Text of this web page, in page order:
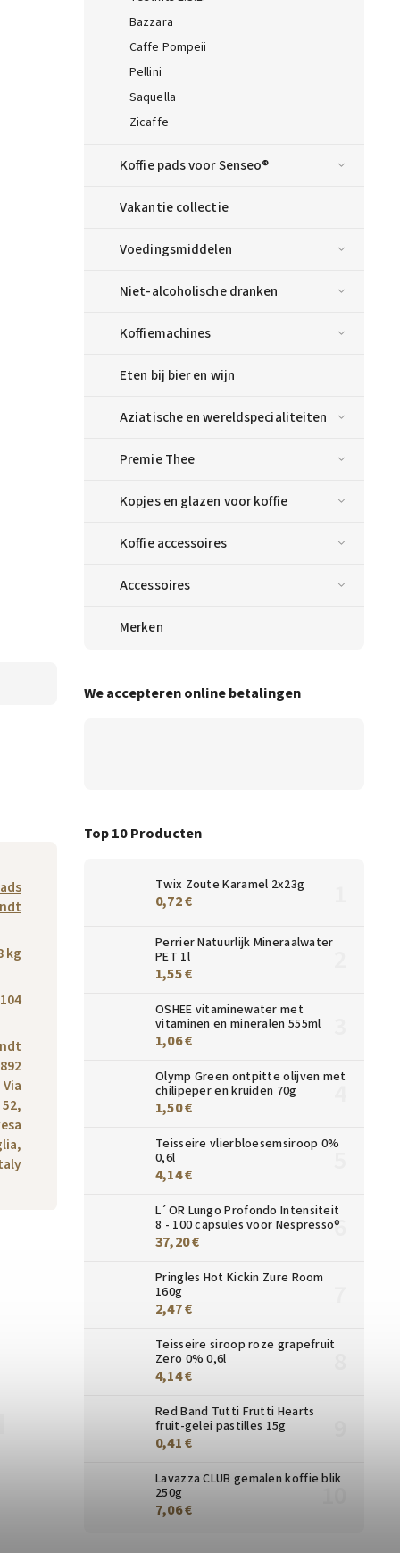
Bazzara
Caffe Pompeii
Pellini
Saquella
Zicaffe
Koffie pads voor Senseo®
Vakantie collectie
Voedingsmiddelen
Niet-alcoholische dranken
Koffiemachines
Eten bij bier en wijn
Aziatische en wereldspecialiteiten
Premie Thee
Kopjes en glazen voor koffie
Koffie accessoires
Accessoires
Merken
We accepteren online betalingen
Top 10 Producten
Twix Zoute Karamel 2x23g
0,72 €
Perrier Natuurlijk Mineraalwater
PET 1l
1,55 €
OSHEE vitaminewater met
vitaminen en mineralen 555ml
1,06 €
Olymp Green ontpitte olijven met
chilipeper en kruiden 70g
1,50 €
Teisseire vlierbloesemsiroop 0%
0,6l
4,14 €
L´OR Lungo Profondo Intensiteit
8 - 100 capsules voor Nespresso®
37,20 €
Pringles Hot Kickin Zure Room
160g
2,47 €
Teisseire siroop roze grapefruit
Zero 0% 0,6l
4,14 €
Red Band Tutti Frutti Hearts
fruit-gelei pastilles 15g
0,41 €
Lavazza CLUB gemalen koffie blik
250g
7,06 €
kg
21633